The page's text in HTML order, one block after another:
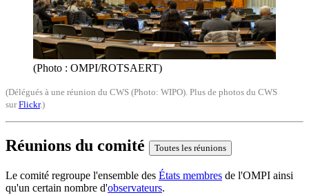
(Photo : OMPI/ROTSAERT)
(Délégués à une réunion du CWS (Photo: WIPO). Plus de photos du CWS
surFlickr.)
Réunions du comité Toutes les réunions
Le comité regroupe l'ensemble des États membres de l'OMPI ainsi
qu'un certain nombre d'observateurs.